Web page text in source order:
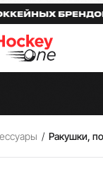
БРЕНДОВ:
/ Ракушки,